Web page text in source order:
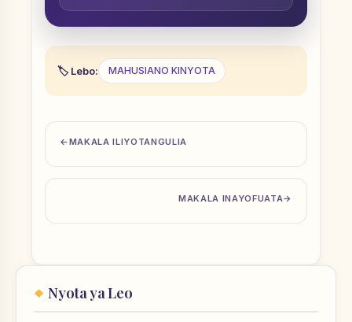
Lebo: MAHUSIANO KINYOTA
MAKALA ILIYOTANGULIA
MAKALA INAYOFUATA
Nyota ya Leo